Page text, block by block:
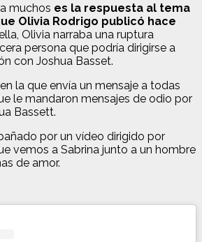
muchos es la respuesta al tema
Olivia Rodrigo publicó hace
Olivia narraba una ruptura
persona que podría dirigirse a
con Joshua Basset.
la que envía un mensaje a todas
le mandaron mensajes de odio por
Bassett.
por un vídeo dirigido por
vemos a Sabrina junto a un hombre
de amor.